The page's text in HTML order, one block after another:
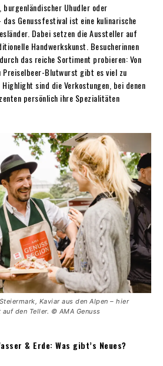
Uhudler oder
Genussfestival ist eine kulinarische
Dabei setzen die Aussteller auf
Handwerkskunst. Besucherinnen
das reiche Sortiment probieren: Von
Preiselbeer-Blutwurst gibt es viel zu
sind die Verkostungen, bei denen
persönlich ihre Spezialitäten
Kaviar aus den Alpen – hier
den Teller. © AMA Genuss
& Erde: Was gibt’s Neues?